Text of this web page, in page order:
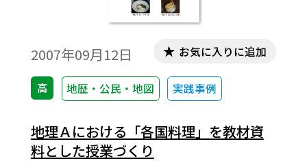
2007年09月12日
高 地歴・公民・地図 実践事例
お気に入りに追加
地理Ａにおける「各国料理」を教材資
料とした授業づくり